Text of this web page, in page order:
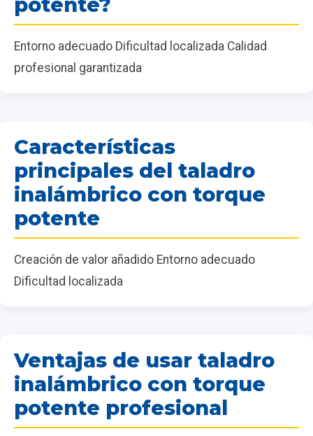
Entorno adecuado Dificultad localizada Calidad
profesional garantizada
Características
principales del taladro
inalámbrico con torque
potente
Creación de valor añadido Entorno adecuado
Dificultad localizada
Ventajas de usar taladro
inalámbrico con torque
potente profesional